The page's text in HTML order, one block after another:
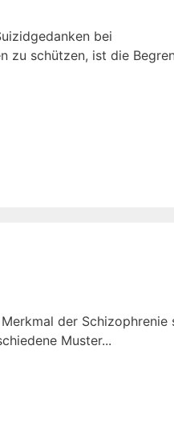
bei
zu schützen, ist die
der Schizophrenie
Muster...